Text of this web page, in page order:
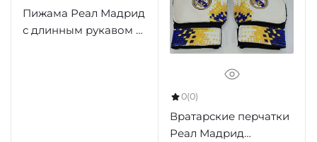
Пижама Реал Мадрид
с длинным рукавом в
0(0)
Вратарские перчатки
Реал Мадрид